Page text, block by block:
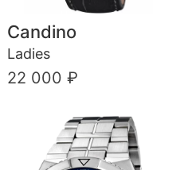
Candino
Ladies
22 000 ₽